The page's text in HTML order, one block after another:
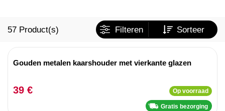
57 Product(s) Filteren Sorteer
Gouden metalen kaarshouder met vierkante glazen
39 € Op voorraad
Gratis bezorging